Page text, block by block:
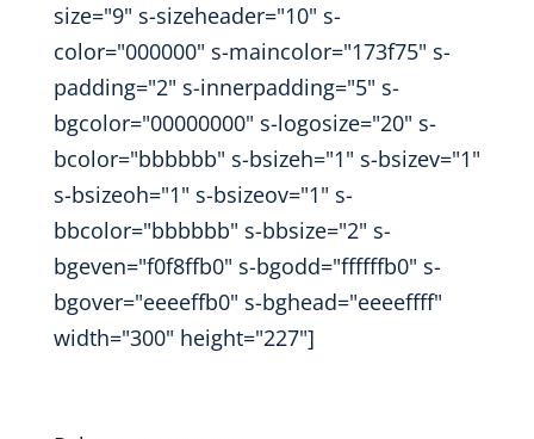
size="9" s-sizeheader="10" s-
color="000000" s-maincolor="173f75" s-
padding="2" s-innerpadding="5" s-
bgcolor="00000000" s-logosize="20" s-
bcolor="bbbbbb" s-bsizeh="1" s-bsizev="1"
s-bsizeoh="1" s-bsizeov="1" s-
bbcolor="bbbbbb" s-bbsize="2" s-
bgeven="f0f8ffb0" s-bgodd="ffffffb0" s-
bgover="eeeeffb0" s-bghead="eeeeffff"
width="300" height="227"]